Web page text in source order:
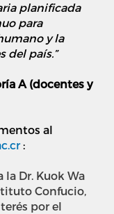
planificada
para
y la
del país.”
A (docentes y
al
:
Dr. Kuok Wa
Confucio,
por el